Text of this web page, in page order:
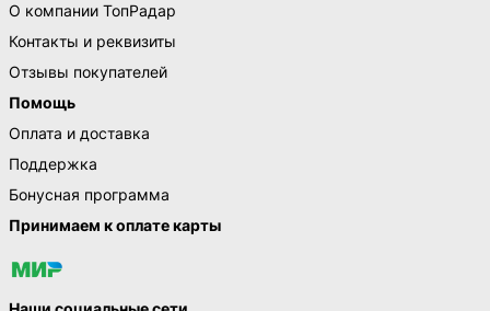
О компании ТопРадар
Контакты и реквизиты
Отзывы покупателей
Помощь
Оплата и доставка
Поддержка
Бонусная программа
Принимаем к оплате карты